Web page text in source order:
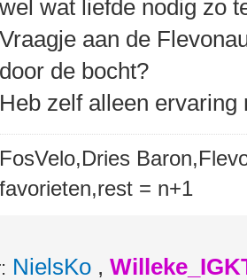
wel wat liefde nodig zo
Vraagje aan de
door de bocht?
Heb zelf alleen
FosVelo,Dries
favorieten,rest = n+1
NielsKo ,